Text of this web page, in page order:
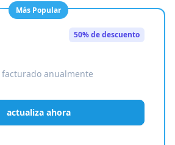
Más Popular
50% de descuento
anualmente
actualiza ahora